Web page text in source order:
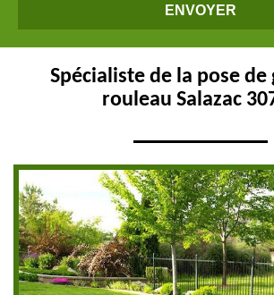
Spécialiste de la pose de
rouleau Salazac